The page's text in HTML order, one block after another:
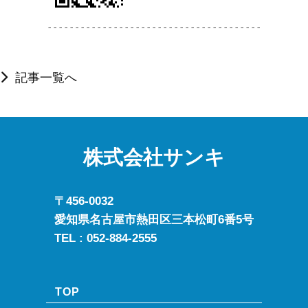
-------------------------------------------
記事一覧へ
株式会社サンキ
〒456-0032
愛知県名古屋市熱田区三本松町6番5号
TEL : 052-884-2555
TOP